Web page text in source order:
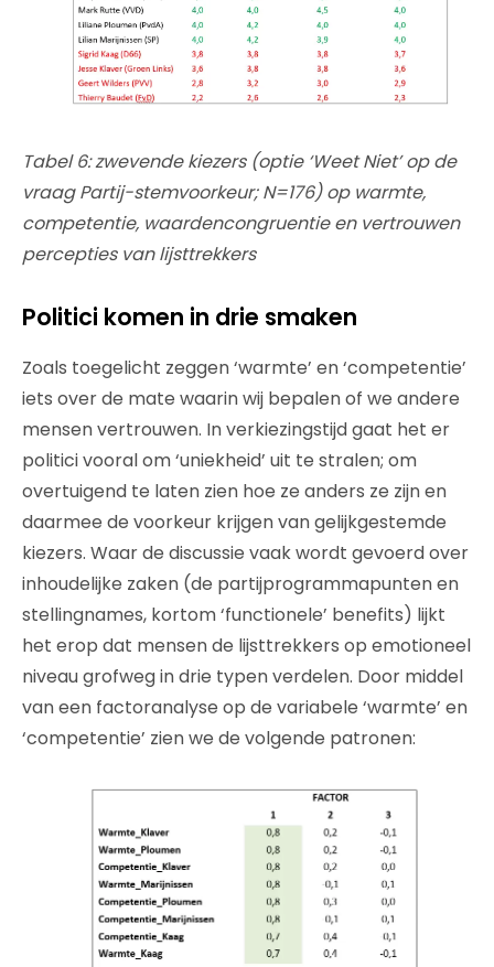
Tabel 6: zwevende kiezers (optie ‘Weet Niet’ op de
vraag Partij-stemvoorkeur; N=176) op warmte,
competentie, waardencongruentie en vertrouwen
percepties van lijsttrekkers
Politici komen in drie smaken
Zoals toegelicht zeggen ‘warmte’ en ‘competentie’
iets over de mate waarin wij bepalen of we andere
mensen vertrouwen. In verkiezingstijd gaat het er
politici vooral om ‘uniekheid’ uit te stralen; om
overtuigend te laten zien hoe ze anders ze zijn en
daarmee de voorkeur krijgen van gelijkgestemde
kiezers. Waar de discussie vaak wordt gevoerd over
inhoudelijke zaken (de partijprogrammapunten en
stellingnames, kortom ‘functionele’ benefits) lijkt
het erop dat mensen de lijsttrekkers op emotioneel
niveau grofweg in drie typen verdelen. Door middel
van een factoranalyse op de variabele ‘warmte’ en
‘competentie’ zien we de volgende patronen: